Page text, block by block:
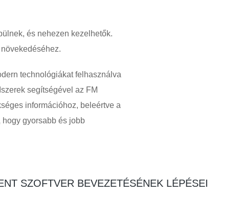
és nehezen kezelhetők.
technológiákat felhasználva
segítségével az FM
információhoz, beleértve a
gyorsabb és jobb
SZOFTVER BEVEZETÉSÉNEK LÉPÉSEI